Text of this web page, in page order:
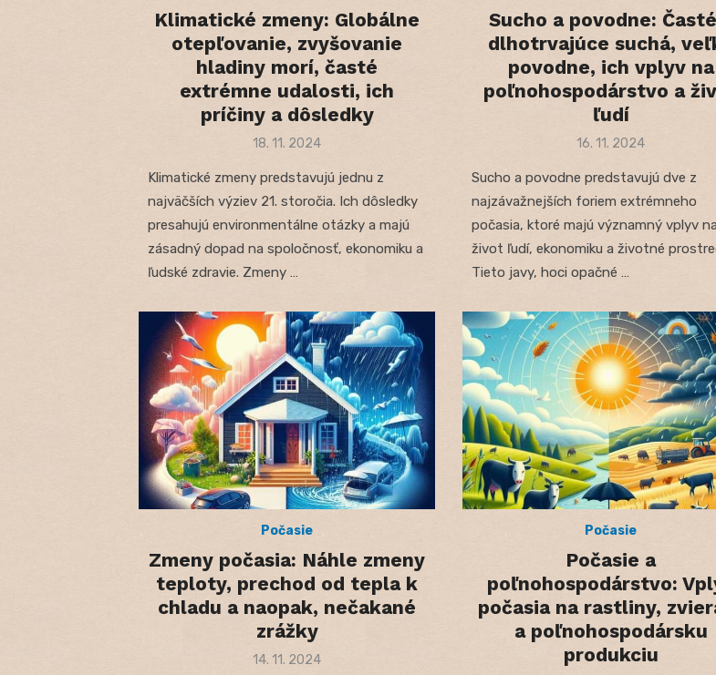
Klimatické zmeny: Globálne
otepľovanie, zvyšovanie
hladiny morí, časté
extrémne udalosti, ich
príčiny a dôsledky
Posted
18. 11. 2024
Klimatické zmeny predstavujú jednu z
najväčších výziev 21. storočia. Ich dôsledky
presahujú environmentálne otázky a majú
zásadný dopad na spoločnosť, ekonomiku a
ľudské zdravie. Zmeny …
Sucho a povodne:
dlhotrvajúce suchá,
povodne, ich vplyv na
poľnohospodárstvo a
ľudí
Posted
16. 11. 2024
Sucho a povodne predstavujú dve z
najzávažnejších foriem extrémneho
počasia, ktoré majú významný vplyv na
život ľudí, ekonomiku a životné
Tieto javy, hoci opačné …
Počasie
Zmeny počasia: Náhle zmeny
teploty, prechod od tepla k
chladu a naopak, nečakané
zrážky
Posted
14. 11. 2024
Počasie
Počasie a
poľnohospodárstvo:
počasia na rastliny,
a poľnohospodársku
produkciu